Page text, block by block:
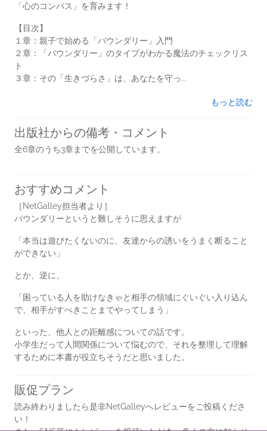
「心のコンパス」を育みます！
【目次】
１章：親子で始める「バウンダリー」入門
２章：「バウンダリー」のタイプがわかる魔法のチェックリス
ト
３章：その「生きづらさ」は、あなたを守っ...
もっと読む
出版社からの備考・コメント
全6章のうち3章までを公開しています。
おすすめコメント
［NetGalley担当者より］
バウンダリーというと難しそうに思えますが
「本当は遊びたくないのに、友達からの誘いをうまく断ること
ができない」
とか、逆に、
「困っている人を助けなきゃと相手の領域にぐいぐい入り込ん
で、相手がすべきことまでやってしまう」
といった、他人との距離感についての話です。
小学生だって人間関係について悩むので、それを整理して理解
するために本書が役立ちそうだと思いました。
販促プラン
読み終わりましたら是非NetGalleyへレビューをご投稿くださ
い！